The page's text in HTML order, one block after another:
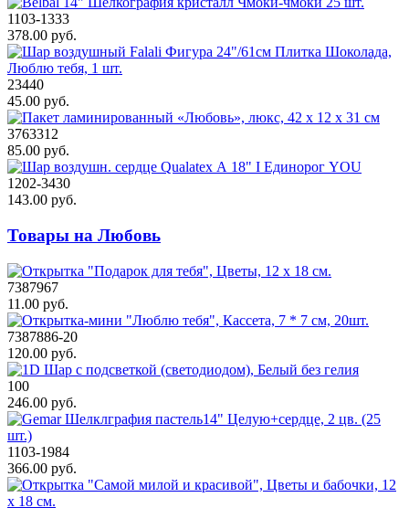
1103-1333
378.00 руб.
23440
45.00 руб.
3763312
85.00 руб.
1202-3430
143.00 руб.
Товары на Любовь
7387967
11.00 руб.
7387886-20
120.00 руб.
100
246.00 руб.
1103-1984
366.00 руб.